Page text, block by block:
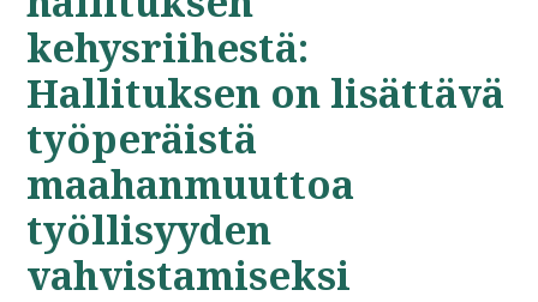
kehysriihestä:
Hallituksen on lisättävä
työperäistä
maahanmuuttoa
työllisyyden
vahvistamiseksi